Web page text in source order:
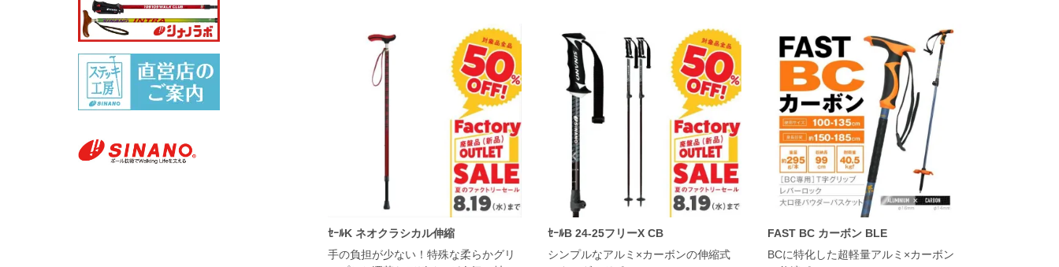
ｾｰﾙK ネオクラシカル伸縮
手の負担が少ない！特殊な柔らかグリ
ｾｰﾙB 24-25フリーX CB
シンプルなアルミ×カーボンの伸縮式
FAST BC カーボン BLE
BCに特化した超軽量アルミ×カーボン